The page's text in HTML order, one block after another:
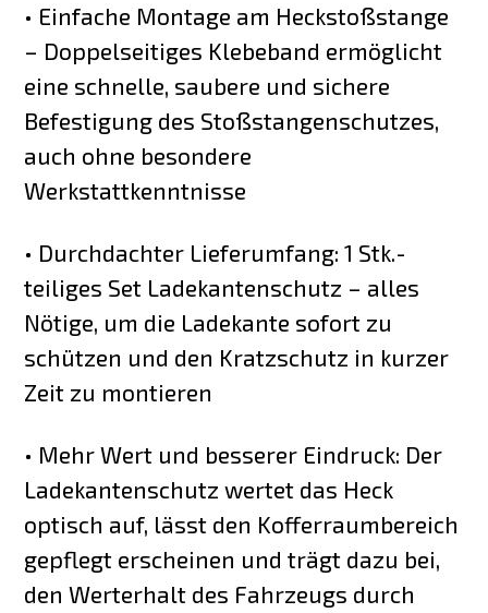
• Einfache Montage am Heckstoßstange
– Doppelseitiges Klebeband ermöglicht
eine schnelle, saubere und sichere
Befestigung des Stoßstangenschutzes,
auch ohne besondere
Werkstattkenntnisse
• Durchdachter Lieferumfang: 1 Stk.-
teiliges Set Ladekantenschutz – alles
Nötige, um die Ladekante sofort zu
schützen und den Kratzschutz in kurzer
Zeit zu montieren
• Mehr Wert und besserer Eindruck: Der
Ladekantenschutz wertet das Heck
optisch auf, lässt den Kofferraumbereich
gepflegt erscheinen und trägt dazu bei,
den Werterhalt des Fahrzeugs durch